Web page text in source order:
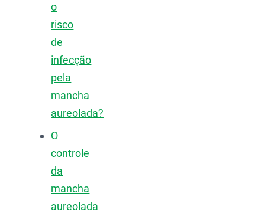
o
risco
de
infecção
pela
mancha
aureolada?
O
controle
da
mancha
aureolada